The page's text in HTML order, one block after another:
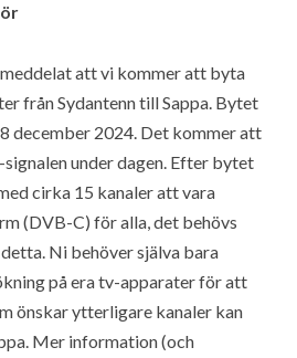
att vi kommer att byta
från Sydantenn till Sappa. Bytet
december 2024. Det kommer att
under dagen. Efter bytet
cirka 15 kanaler att vara
(DVB-C) för alla, det behövs
Ni behöver själva bara
på era tv-apparater för att
önskar ytterligare kanaler kan
Mer information (och